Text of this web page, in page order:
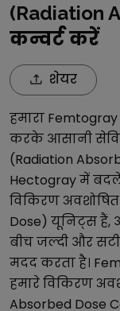
(Radiation
कन्वर्ट करें
शेयर
हमारा Femtogray
करके आसानी से
(Radiation
Hectograyमें
विकिरण
Dose) यूनिट्स हैं,
बीच जल्दी और
मदद करता है।
हमारेविकिरण
Absorbed Dose